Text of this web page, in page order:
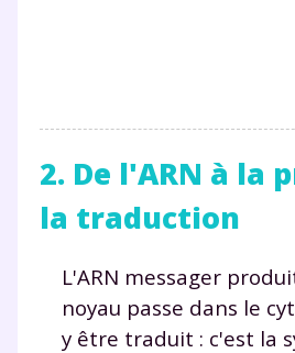
2. De l'ARN à la
la traduction
L'ARN messager
noyau passe dans le
y être traduit : c'est la